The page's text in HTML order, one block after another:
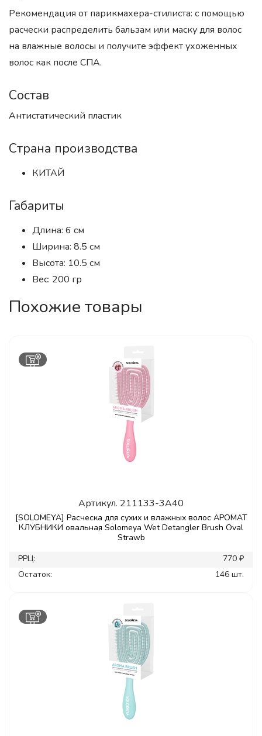
Рекомендация от парикмахера-стилиста: с помощью
расчески распределить бальзам или маску для волос
на влажные волосы и получите эффект ухоженных
волос как после СПА.
Состав
Антистатический пластик
Страна производства
КИТАЙ
Габариты
Длина: 6 см
Ширина: 8.5 см
Высота: 10.5 см
Вес: 200 гр
Похожие товары
Артикул. 211133-3A40
[SOLOMEYA] Расческа для сухих и влажных волос АРОМАТ
КЛУБНИКИ овальная Solomeya Wet Detangler Brush Oval
Strawb
РРЦ:
770 ₽
Остаток:
146 шт.